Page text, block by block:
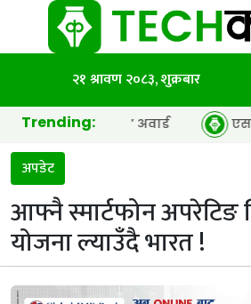
२१ श्रावण २०८३, शुक्रबार
Trending:
द इयर’ अवार्ड एसईको
अपडेट
आफ्नै स्मार्टफोन
योजना ल्याउँदै भारत !